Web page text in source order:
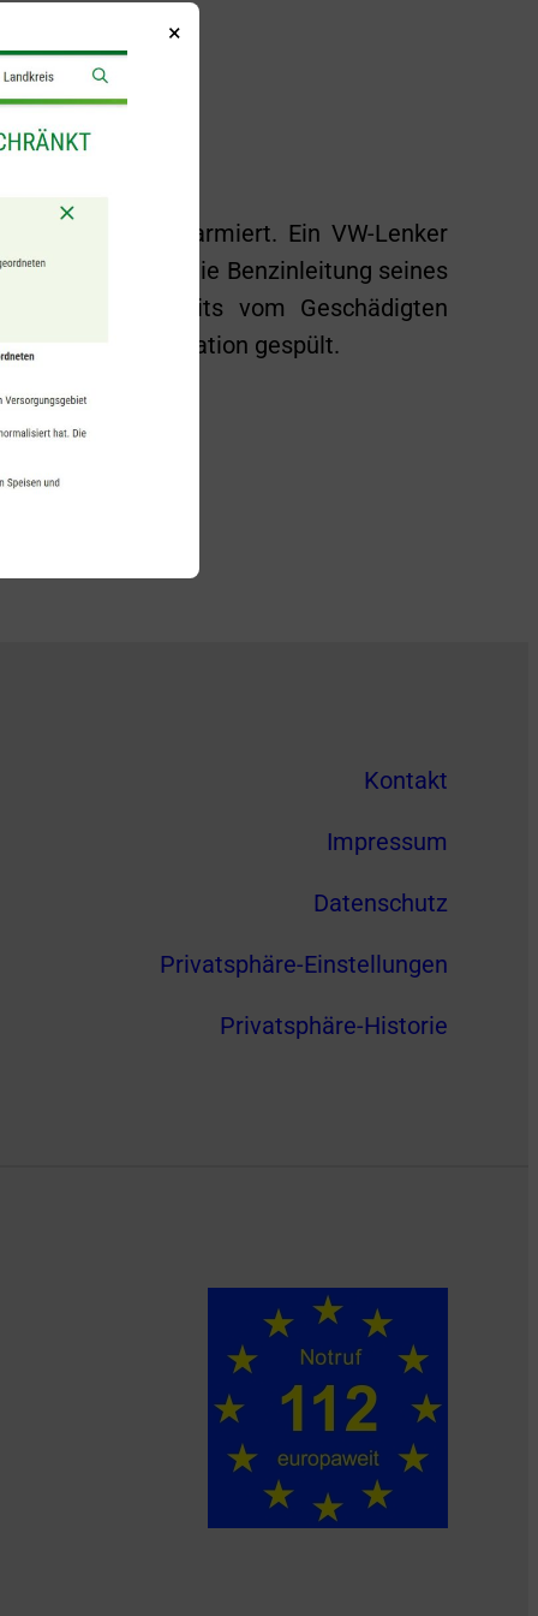
Uhr erneut alarmiert. Ein VW-Lenker
Blechteil die Benzinleitung seines
Das bereits vom Geschädigten
und die Kanalisation gespült.
Kontakt
Impressum
Datenschutz
Privatsphäre-Einstellungen
Privatsphäre-Historie
×